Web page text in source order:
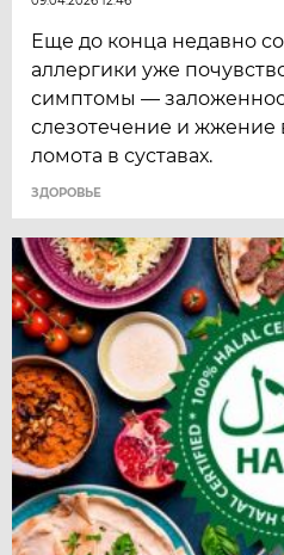
Еще до конца недавно
аллергики уже
симптомы —
слезотечение и жжение
ломота в суставах.
ЗДОРОВЬЕ